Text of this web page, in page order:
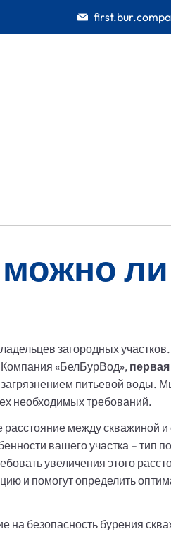
загородных
Компания «БелБурВод»,
питьевой
необходимых требований.
между скважиной и
вашего участка – тип
увеличения этого
и помогут определить
безопасность бурения